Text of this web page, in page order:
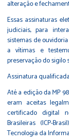
alteração e
Essas assinaturas
judiciais, para
sistemas de
a vítimas e
preservação do sigilo
Assinatura qualificada
Até a edição da MP
eram aceitas
certificado digital
Brasileiras (ICP-
Tecnologia da